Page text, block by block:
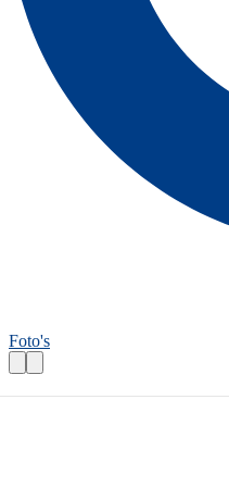
Foto's